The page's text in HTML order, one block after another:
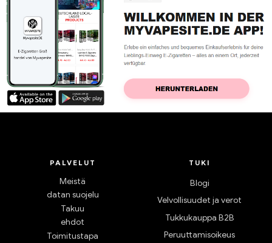
PALVELUT
Meistä
datan suojelu
Takuu
ehdot
Toimitustapa
TUKI
Blogi
Velvollisuudet ja verot
Tukkukauppa B2B
Peruuttamisoikeus